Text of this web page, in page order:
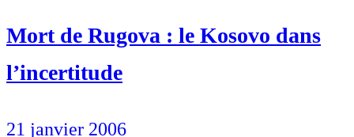
Mort de Rugova : le Kosovo dans
l’incertitude
21 janvier 2006